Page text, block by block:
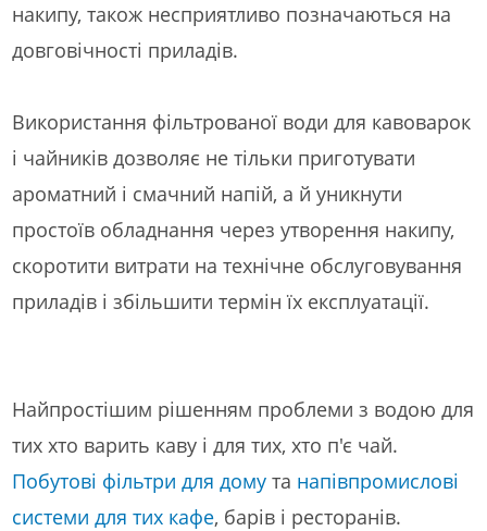
накипу, також несприятливо позначаються на
довговічності приладів.
Використання фільтрованої води для кавоварок
і чайників дозволяє не тільки приготувати
ароматний і смачний напій, а й уникнути
простоїв обладнання через утворення накипу,
скоротити витрати на технічне обслуговування
приладів і збільшити термін їх експлуатації.
Найпростішим рішенням проблеми з водою для
тих хто варить каву і для тих, хто п'є чай.
Побутові фільтри для дому та напівпромислові
системи для тих кафе, барів і ресторанів.